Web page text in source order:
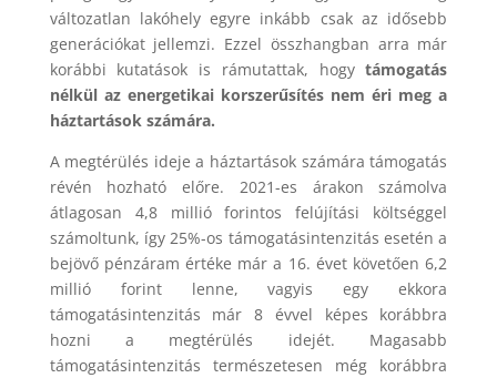
változatlan lakóhely egyre inkább csak az idősebb
generációkat jellemzi. Ezzel összhangban arra már
korábbi kutatások is rámutattak, hogytámogatás
nélkül az energetikai korszerűsítés nem éri meg a
háztartások számára.
A megtérülés ideje a háztartások számára támogatás
révén hozható előre. 2021-es árakon számolva
átlagosan 4,8 millió forintos felújítási költséggel
számoltunk, így 25%-os támogatásintenzitás esetén a
bejövő pénzáram értéke már a 16. évet követően 6,2
millió forint lenne, vagyis egy ekkora
támogatásintenzitás már 8 évvel képes korábbra
hozni a megtérülés idejét. Magasabb
támogatásintenzitás természetesen még korábbra